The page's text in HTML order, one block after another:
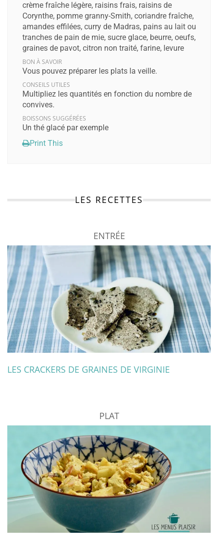
crème fraîche légère, raisins frais, raisins de
Corynthe, pomme granny-Smith, coriandre fraîche,
amandes effilées, curry de Madras, pains au lait ou
tranches de pain de mie, sucre glace, beurre, oeufs,
graines de pavot, citron non traité, farine, levure
BON À SAVOIR
Vous pouvez préparer les plats la veille.
CONSEILS UTILES
Multipliez les quantités en fonction du nombre de
convives.
BOISSONS SUGGÉRÉES
Un thé glacé par exemple
Print This
LES RECETTES
ENTRÉE
LES CRACKERS DE GRAINES DE VIRGINIE
PLAT